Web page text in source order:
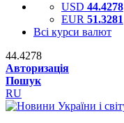
USD 44.4278
EUR 51.3281
Всі курси валют
44.4278
Авторизація
Пошук
RU